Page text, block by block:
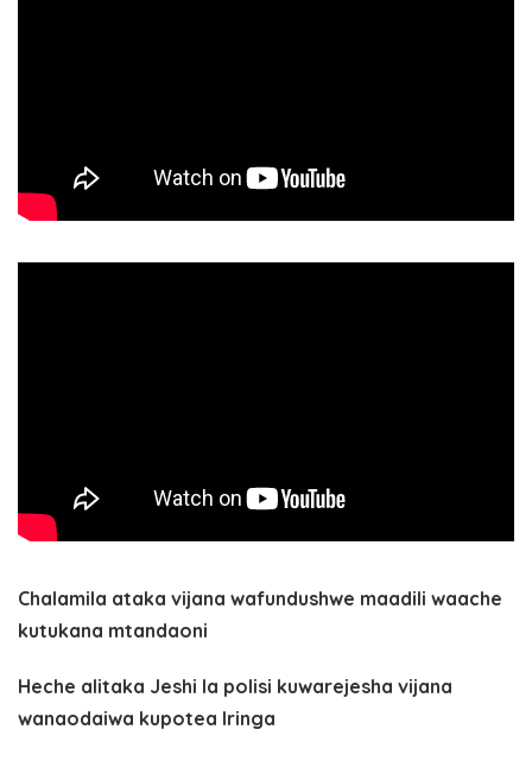
Chalamila ataka vijana wafundushwe maadili waache
kutukana mtandaoni
Heche alitaka Jeshi la polisi kuwarejesha vijana
wanaodaiwa kupotea Iringa